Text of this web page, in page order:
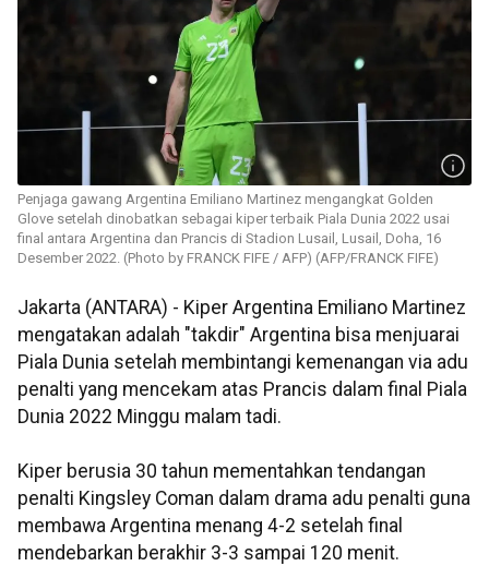
Penjaga gawang Argentina Emiliano Martinez mengangkat Golden
Glove setelah dinobatkan sebagai kiper terbaik Piala Dunia 2022 usai
final antara Argentina dan Prancis di Stadion Lusail, Lusail, Doha, 16
Desember 2022. (Photo by FRANCK FIFE / AFP) (AFP/FRANCK FIFE)
Jakarta (ANTARA) - Kiper Argentina Emiliano Martinez
mengatakan adalah "takdir" Argentina bisa menjuarai
Piala Dunia setelah membintangi kemenangan via adu
penalti yang mencekam atas Prancis dalam final Piala
Dunia 2022 Minggu malam tadi.
Kiper berusia 30 tahun mementahkan tendangan
penalti Kingsley Coman dalam drama adu penalti guna
membawa Argentina menang 4-2 setelah final
mendebarkan berakhir 3-3 sampai 120 menit.